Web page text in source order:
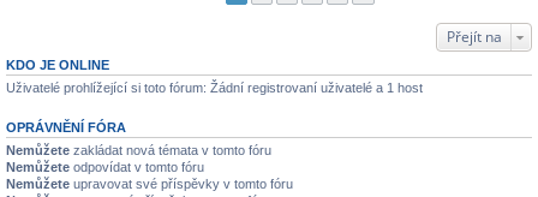
Přejít na
KDO JE ONLINE
Uživatelé prohlížející si toto fórum: Žádní registrovaní uživatelé a 1 host
OPRÁVNĚNÍ FÓRA
Nemůžete zakládat nová témata v tomto fóru
Nemůžete odpovídat v tomto fóru
Nemůžete upravovat své příspěvky v tomto fóru